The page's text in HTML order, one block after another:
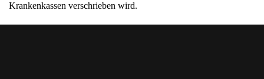
Krankenkassen verschrieben wird.